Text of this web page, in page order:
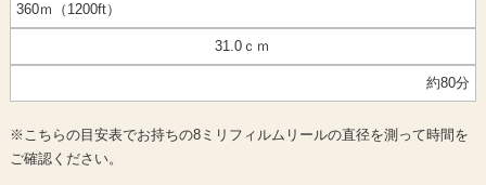
360ｍ（1200ft）
31.0ｃｍ
約80分
※こちらの目安表でお持ちの8ミリフィルムリールの直径を測って時間を
ご確認ください。